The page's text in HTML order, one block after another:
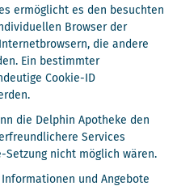
ermöglicht es den besuchten
Browser der
die andere
Ein bestimmter
Cookie-ID
die Delphin Apotheke den
Services
nicht möglich wären.
und Angebote